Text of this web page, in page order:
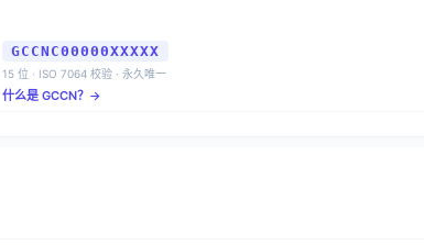
GCCNC00000XXXXX
15 位 · ISO 7064 校验 · 永久唯一
什么是 GCCN？→